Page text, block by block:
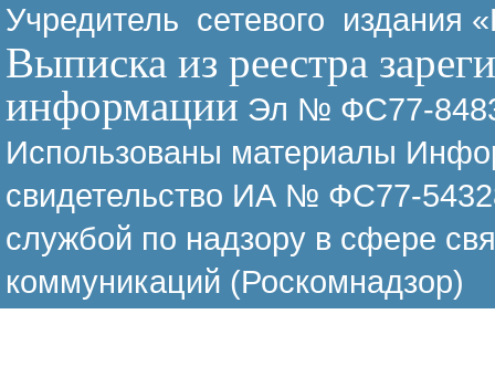
Учредитель сетевого издания
Выписка из реестра
информации Эл № ФС77-
Использованы материалы
свидетельство ИА № ФС77-
службой по надзору в сфере
коммуникаций (Роскомнадзор)